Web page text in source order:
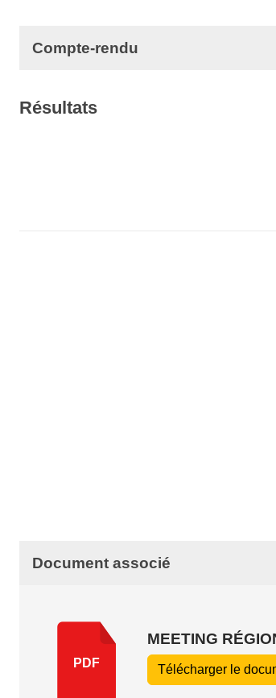
Compte-rendu
Résultats
Document associé
PDF
MEETING
Télécharger le